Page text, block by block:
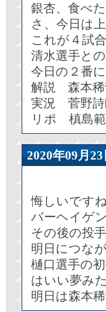
銀杏、食べ
さ、今日は
これが４試
清水選手と
今日の２番
解説 森本稀
実況 菅野詩
リポ 槙島
2020年09
悔しいです
バーヘイゲ
その後の投
明日につな
樋口選手の
はいい夢み
明日は森本